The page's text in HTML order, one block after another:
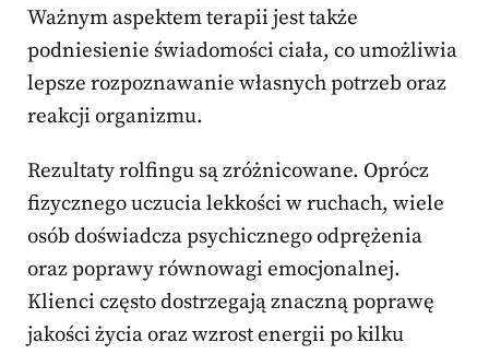
Ważnym aspektem terapii jest także
podniesienie świadomości ciała, co umożliwia
lepsze rozpoznawanie własnych potrzeb oraz
reakcji organizmu.
Rezultaty rolfingu są zróżnicowane. Oprócz
fizycznego uczucia lekkości w ruchach, wiele
osób doświadcza psychicznego odprężenia
oraz poprawy równowagi emocjonalnej.
Klienci często dostrzegają znaczną poprawę
jakości życia oraz wzrost energii po kilku